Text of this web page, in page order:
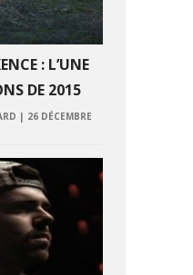
: L’UNE
DE 2015
| 26 DÉCEMBRE